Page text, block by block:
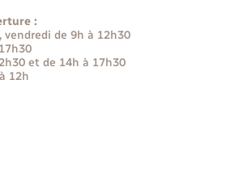
:
vendredi de 9h à 12h30
et de 14h à 17h30
12h